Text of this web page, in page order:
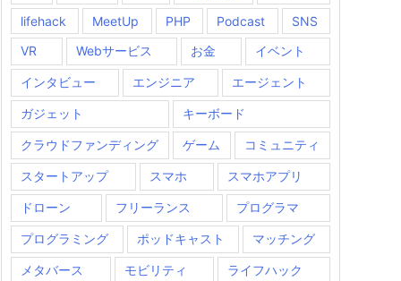
lifehack MeetUp PHP Podcast
SNS
VR
Webサービス お金 イベント
インタビュー エンジニア エージェント
ガジェット キーボード
クラウドファンディング ゲーム コミュニティ
スタートアップ スマホ スマホアプリ
ドローン フリーランス プログラマ
プログラミング ポッドキャスト マッチング
メタバース モビリティ ライフハック